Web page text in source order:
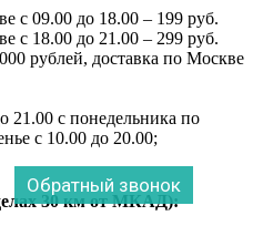
с 09.00 до 18.00 – 199 руб.
с 18.00 до 21.00 – 299 руб.
рублей, доставка по Москве
21.00 с понедельника по
с 10.00 до 20.00;
30 км от МКАД):
Обратный звонок